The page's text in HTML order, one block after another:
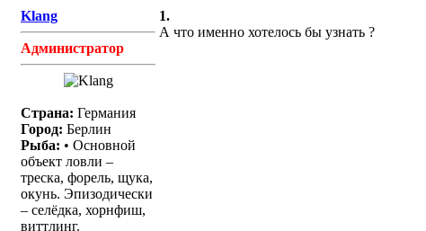
Klang
Администратор
Страна: Германия
Город: Берлин
Рыба: • Основной
объект ловли –
треска, форель, щука,
окунь. Эпизодически
– селёдка, хорнфиш,
виттлинг.
1.
А что именно хотелось бы узнать ?